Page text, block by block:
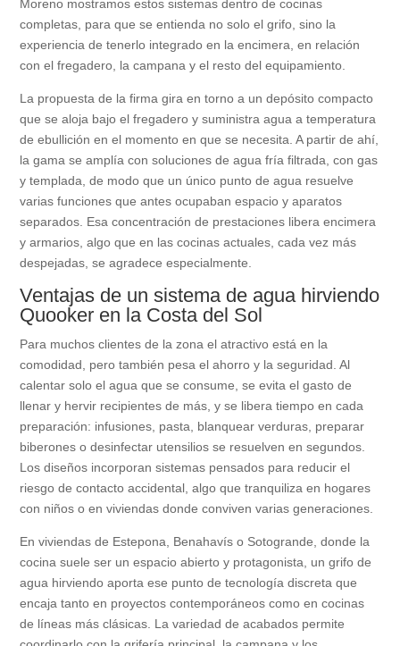
Moreno mostramos estos sistemas dentro de cocinas
completas, para que se entienda no solo el grifo, sino la
experiencia de tenerlo integrado en la encimera, en relación
con el fregadero, la campana y el resto del equipamiento.
La propuesta de la firma gira en torno a un depósito compacto
que se aloja bajo el fregadero y suministra agua a temperatura
de ebullición en el momento en que se necesita. A partir de ahí,
la gama se amplía con soluciones de agua fría filtrada, con gas
y templada, de modo que un único punto de agua resuelve
varias funciones que antes ocupaban espacio y aparatos
separados. Esa concentración de prestaciones libera encimera
y armarios, algo que en las cocinas actuales, cada vez más
despejadas, se agradece especialmente.
Ventajas de un sistema de agua hirviendo
Quooker en la Costa del Sol
Para muchos clientes de la zona el atractivo está en la
comodidad, pero también pesa el ahorro y la seguridad. Al
calentar solo el agua que se consume, se evita el gasto de
llenar y hervir recipientes de más, y se libera tiempo en cada
preparación: infusiones, pasta, blanquear verduras, preparar
biberones o desinfectar utensilios se resuelven en segundos.
Los diseños incorporan sistemas pensados para reducir el
riesgo de contacto accidental, algo que tranquiliza en hogares
con niños o en viviendas donde conviven varias generaciones.
En viviendas de Estepona, Benahavís o Sotogrande, donde la
cocina suele ser un espacio abierto y protagonista, un grifo de
agua hirviendo aporta ese punto de tecnología discreta que
encaja tanto en proyectos contemporáneos como en cocinas
de líneas más clásicas. La variedad de acabados permite